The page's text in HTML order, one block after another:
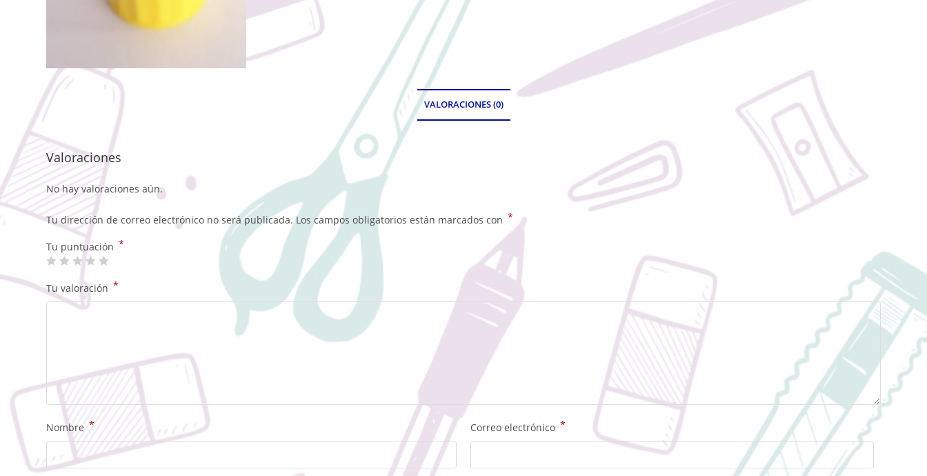
VALORACIONES (0)
Valoraciones
No hay valoraciones aún.
Tu dirección de correo electrónico no será publicada. Los campos obligatorios están marcados con *
Tu puntuación *
Tu valoración *
Nombre * Correo electrónico *